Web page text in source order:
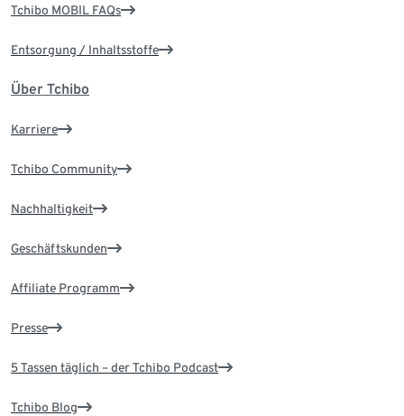
Tchibo MOBIL FAQs
Entsorgung / Inhaltsstoffe
Über Tchibo
Karriere
Tchibo Community
Nachhaltigkeit
Geschäftskunden
Affiliate Programm
Presse
5 Tassen täglich – der Tchibo Podcast
Tchibo Blog